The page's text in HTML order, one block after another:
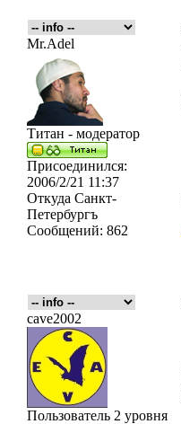
Mr.Adel
Титан - модератор
Присоединился:
2006/2/21 11:37
Откуда Санкт-
Петербургъ
Сообщений: 862
cave2002
Пользователь 2 уровня